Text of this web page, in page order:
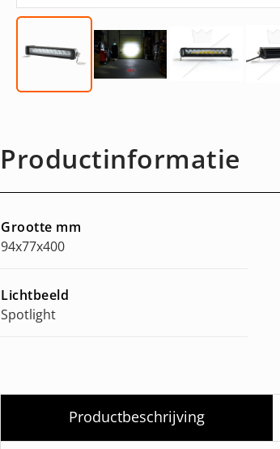
Productinformatie
Grootte mm
94x77x400
Lichtbeeld
Spotlight
Productbeschrijving